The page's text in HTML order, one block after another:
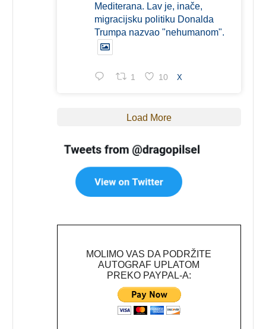
Mediterana. Lav je, inače,
migracijsku politiku Donalda
Trumpa nazvao "nehumanom".
1 10 X
Load More
MOLIMO VAS DA PODRŽITE
AUTOGRAF UPLATOM
PREKO PAYPAL-A: